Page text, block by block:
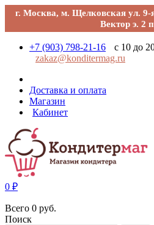
г. Москва, м. Щелковская ул.
Вектор э. 2
+7 (903) 798-21-16
с 10 до
zakaz@konditermag.ru
Доставка и оплата
Магазин
Кабинет
0 ₽
Всего 0 руб.
Поиск